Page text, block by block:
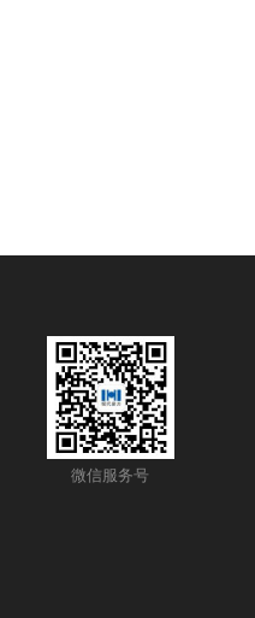
微信服务号